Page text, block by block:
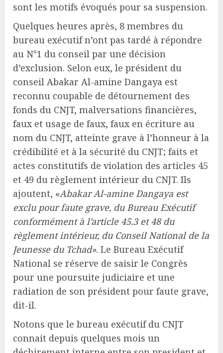
sont les motifs évoqués pour sa suspension.
Quelques heures après, 8 membres du
bureau exécutif n’ont pas tardé à répondre
au N°1 du conseil par une décision
d’exclusion. Selon eux, le président du
conseil Abakar Al-amine Dangaya est
reconnu coupable de détournement des
fonds du CNJT, malversations financières,
faux et usage de faux, faux en écriture au
nom du CNJT, atteinte grave à l’honneur à la
crédibilité et à la sécurité du CNJT; faits et
actes constitutifs de violation des articles 45
et 49 du règlement intérieur du CNJT. Ils
ajoutent, «Abakar Al-amine Dangaya est
exclu pour faute grave, du Bureau Exécutif
conformément à l’article 45.3 et 48 du
règlement intérieur, du Conseil National de la
Jeunesse du Tchad». Le Bureau Exécutif
National se réserve de saisir le Congrès
pour une poursuite judiciaire et une
radiation de son président pour faute grave,
dit-il.
Notons que le bureau exécutif du CNJT
connait depuis quelques mois un